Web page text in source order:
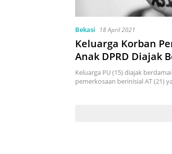
Bekasi 18 April 2021
Keluarga Korban
Anak DPRD Diajak
Pernikahan hingga
Keluarga PU (15) diajak
pemerkosaan berinisial AT (21)